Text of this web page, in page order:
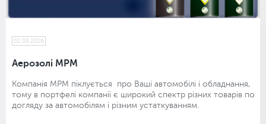
02.08.2016
Аерозолі МРМ
Компанія МРМ піклується про Ваші автомобілі і обладнання,
тому в портфелі компанії є широкий спектр різних товарів по
догляду за автомобілям і різним устаткуванням.